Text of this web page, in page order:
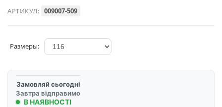
АРТИКУЛ: 009007-509
Размеры:
Замовляй сьогодні
Завтра відправимо
В НАЯВНОСТІ